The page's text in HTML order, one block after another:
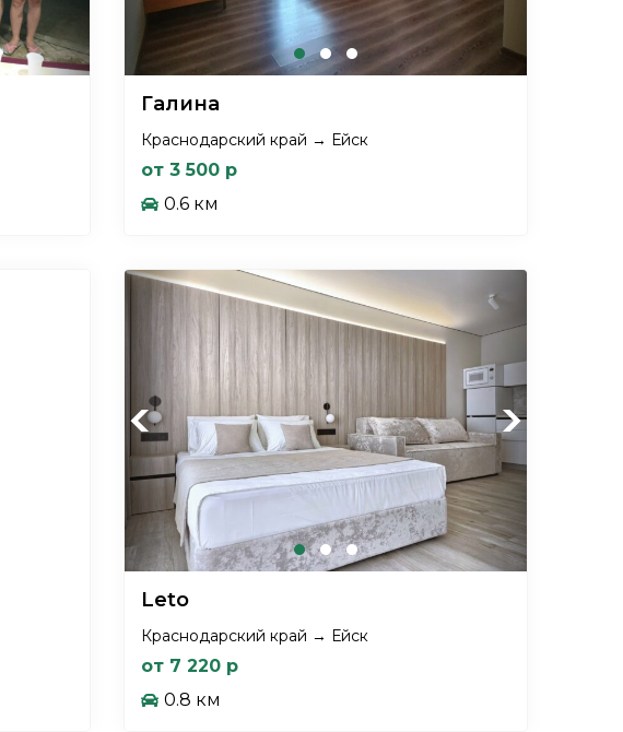
Галина
Краснодарский край → Ейск
от 3 500 р
0.6 км
Previous Next
Leto
Краснодарский край → Ейск
от 7 220 р
0.8 км